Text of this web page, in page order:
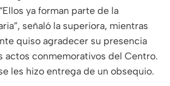
ya forman parte de la
señaló la superiora, mientras
quiso agradecer su presencia
actos conmemorativos del Centro.
les hizo entrega de un obsequio.